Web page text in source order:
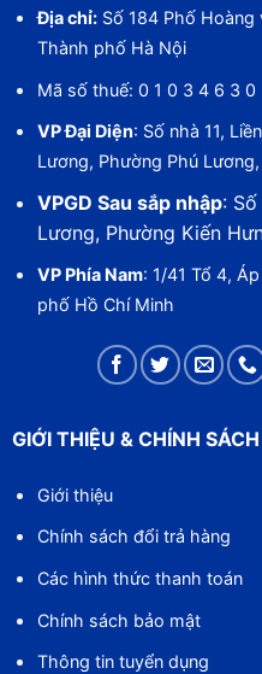
Địa chỉ:Số 184 Phố Hoàng
Thành phố Hà Nội
Mã số thuế: 0 1 0 3 4 6 3 0
VP Đại Diện: Số nhà 11,
Lương, Phường Phú
VPGD Sau sắp nhập: Số
Lương, Phường Kiến
VP Phía Nam: 1/41 Tổ 4,
phố Hồ Chí Minh
GIỚI THIỆU & CHÍNH
Giới thiệu
Chính sách đổi trả hàng
Các hình thức thanh toán
Chính sách bảo mật
Thông tin tuyển dụng